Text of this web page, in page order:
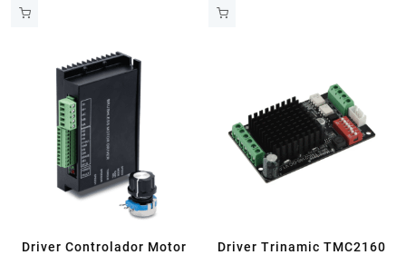
Driver Controlador Motor
Driver Trinamic TMC2160